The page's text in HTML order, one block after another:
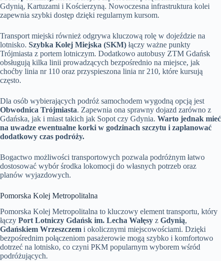
Gdynią, Kartuzami i Kościerzyną. Nowoczesna infrastruktura kolei
zapewnia szybki dostęp dzięki regularnym kursom.
Transport miejski również odgrywa kluczową rolę w dojeździe na
lotnisko. Szybka Kolej Miejska (SKM) łączy ważne punkty
Trójmiasta z portem lotniczym. Dodatkowo autobusy ZTM Gdańsk
obsługują kilka linii prowadzących bezpośrednio na miejsce, jak
choćby linia nr 110 oraz przyspieszona linia nr 210, które kursują
często.
Dla osób wybierających podróż samochodem wygodną opcją jest
Obwodnica Trójmiasta. Zapewnia ona sprawny dojazd zarówno z
Gdańska, jak i miast takich jak Sopot czy Gdynia. Warto jednak mieć
na uwadze ewentualne korki w godzinach szczytu i zaplanować
dodatkowy czas podróży.
Bogactwo możliwości transportowych pozwala podróżnym łatwo
dostosować wybór środka lokomocji do własnych potrzeb oraz
planów wyjazdowych.
Pomorska Kolej Metropolitalna
Pomorska Kolej Metropolitalna to kluczowy element transportu, który
łączy Port Lotniczy Gdańsk im. Lecha Wałęsy z Gdynią,
Gdańskiem Wrzeszczem i okolicznymi miejscowościami. Dzięki
bezpośrednim połączeniom pasażerowie mogą szybko i komfortowo
dotrzeć na lotnisko, co czyni PKM popularnym wyborem wśród
podróżujących.